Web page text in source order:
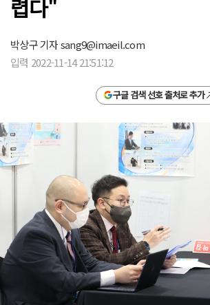
렵다"
박상구 기자sang9@imaeil.com
입력 2022-11-14 21:51:12
구글 검색 선호 출처로 추가